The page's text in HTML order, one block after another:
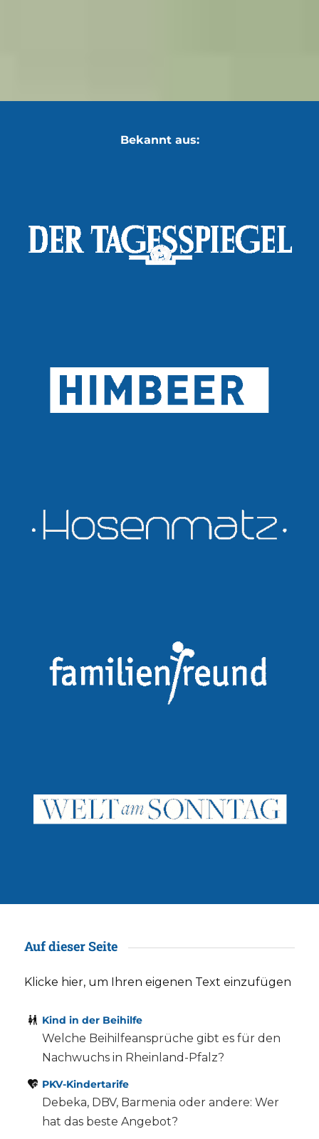
Bekannt aus:
Auf dieser Seite
Klicke hier, um Ihren eigenen Text einzufügen
Kind in der Beihilfe
Welche Beihilfeansprüche gibt es für den
Nachwuchs in Rheinland-Pfalz?
PKV-Kindertarife
Debeka, DBV, Barmenia oder andere: Wer
hat das beste Angebot?